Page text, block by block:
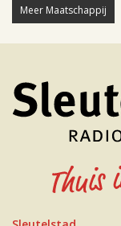
Meer Maatschappij